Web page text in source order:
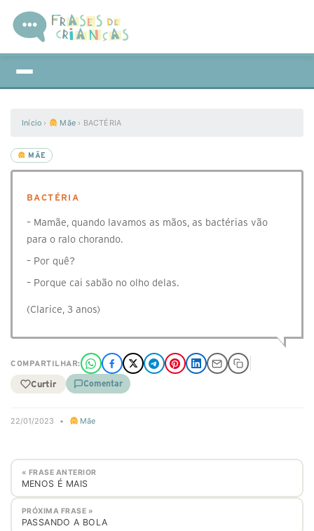
Início › Mãe › BACTÉRIA
MÃE
BACTÉRIA
– Mamãe, quando lavamos as mãos, as bactérias vão
para o ralo chorando.
– Por quê?
– Porque cai sabão no olho delas.
(Clarice, 3 anos)
COMPARTILHAR:
Curtir Comentar
22/01/2023 • Mãe
« FRASE ANTERIOR
MENOS É MAIS
PRÓXIMA FRASE »
PASSANDO A BOLA